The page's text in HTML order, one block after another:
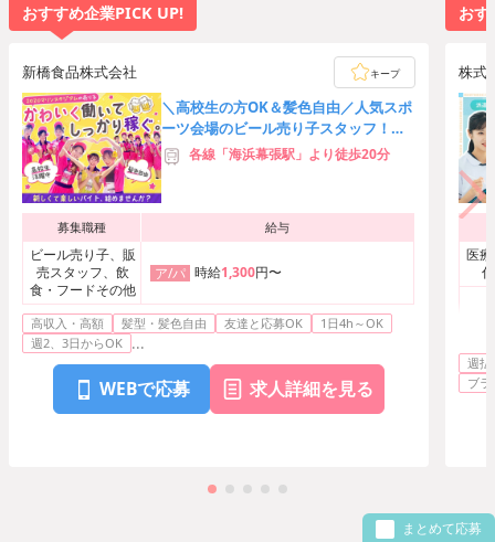
おすすめ企業PICK UP!
新橋食品株式会社 キープ
＼高校生の方OK＆髪色自由／人気スポ
ーツ会場のビール売り子スタッフ！友
達応募歓迎★時給3,000円可
各線「海浜幕張駅」より徒歩20分
募集職種 給与
ビール売り子、販
売スタッフ、飲
食・フードその他
ア/パ 時給1,300円〜
高収入・高額 髪型・髪色自由 友達と応募OK
1日4h～OK
週2、3日からOK ...
WEBで応募 求人詳細を見る
おす
株式
医
ー
シ
週払
ブ
まとめて応募